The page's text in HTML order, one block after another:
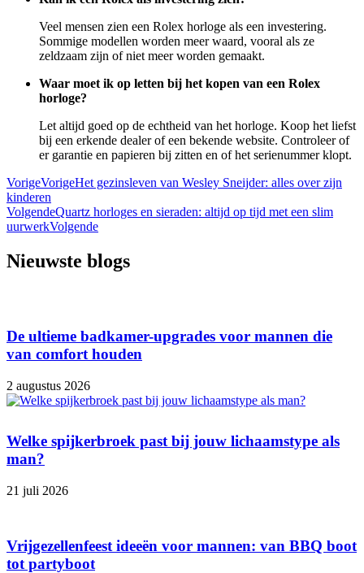
Veel mensen zien een Rolex horloge als een investering.
Sommige modellen worden meer waard, vooral als ze
zeldzaam zijn of niet meer worden gemaakt.
Waar moet ik op letten bij het kopen van een Rolex
horloge?
Let altijd goed op de echtheid van het horloge. Koop het liefst
bij een erkende dealer of een bekende website. Controleer of
er garantie en papieren bij zitten en of het serienummer klopt.
VorigeVorigeHet gezinsleven van Wesley Sneijder: alles over zijn
kinderen
VolgendeQuartz horloges en sieraden: altijd op tijd met een slim
uurwerkVolgende
Nieuwste blogs
De ultieme badkamer-upgrades voor mannen die
van comfort houden
2 augustus 2026
Welke spijkerbroek past bij jouw lichaamstype als
man?
21 juli 2026
Vrijgezellenfeest ideeën voor mannen: van BBQ boot
tot partyboot